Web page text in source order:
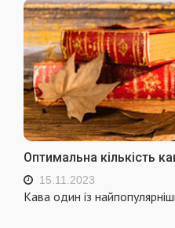
Оптимальна кількість
15.11.2023
Кава один із